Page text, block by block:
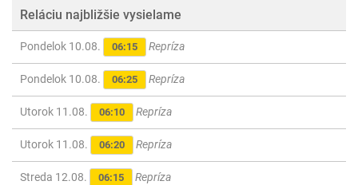
Reláciu najbližšie vysielame
Pondelok 10.08. 06:15 Repríza
Pondelok 10.08. 06:25 Repríza
Utorok 11.08. 06:10 Repríza
Utorok 11.08. 06:20 Repríza
Streda 12.08. 06:15 Repríza